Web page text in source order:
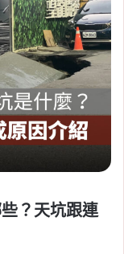
？天坑跟連